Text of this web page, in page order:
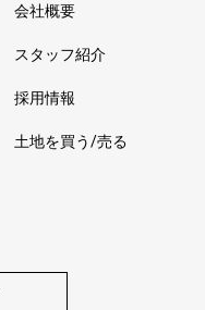
会社概要
スタッフ紹介
採用情報
土地を買う/売る